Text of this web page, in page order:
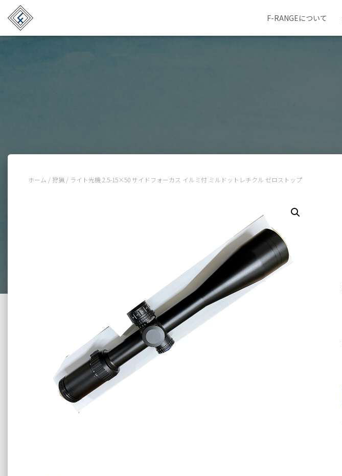
F-RANGEについて
ホーム /狩猟 / ライト光機 2.5-15×50 サイドフォーカス イルミ付 ミルドットレチクル ゼロストップ